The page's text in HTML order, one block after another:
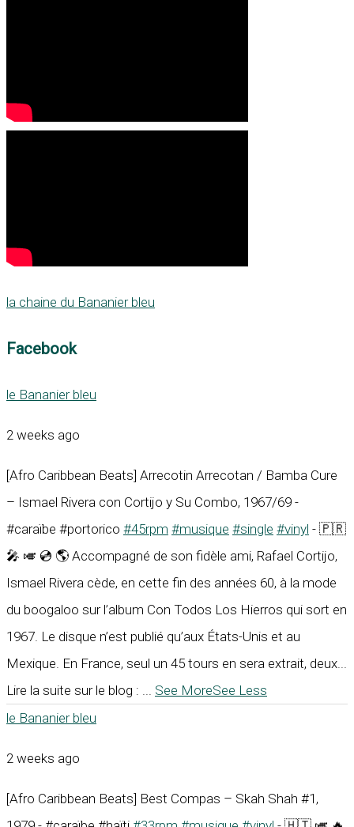
la chaine du Bananier bleu
Facebook
le Bananier bleu
2 weeks ago
[Afro Caribbean Beats] Arrecotin Arrecotan / Bamba Cure
– Ismael Rivera con Cortijo y Su Combo, 1967/69 -
#caraïbe #portorico #45rpm #musique #single #vinyl - 🇵🇷
🎤 🎺 💿 🌎 Accompagné de son fidèle ami, Rafael Cortijo,
Ismael Rivera cède, en cette fin des années 60, à la mode
du boogaloo sur l’album Con Todos Los Hierros qui sort en
1967. Le disque n’est publié qu’aux États-Unis et au
Mexique. En France, seul un 45 tours en sera extrait, deux...
Lire la suite sur le blog :
See MoreSee Less
le Bananier bleu
2 weeks ago
[Afro Caribbean Beats] Best Compas – Skah Shah #1,